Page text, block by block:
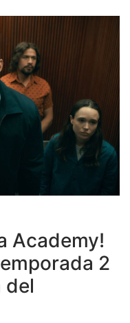
Academy!
2
del